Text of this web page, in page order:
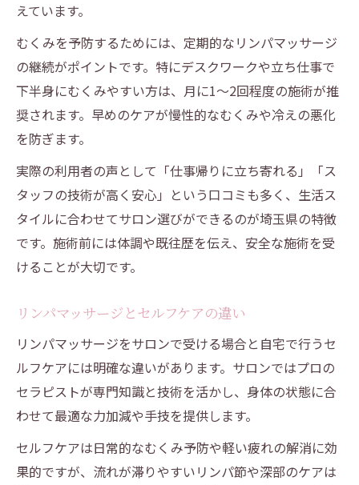
えています。
むくみを予防するためには、定期的なリンパマッサージ
の継続がポイントです。特にデスクワークや立ち仕事で
下半身にむくみやすい方は、月に1～2回程度の施術が推
奨されます。早めのケアが慢性的なむくみや冷えの悪化
を防ぎます。
実際の利用者の声として「仕事帰りに立ち寄れる」「ス
タッフの技術が高く安心」という口コミも多く、生活ス
タイルに合わせてサロン選びができるのが埼玉県の特徴
です。施術前には体調や既往歴を伝え、安全な施術を受
けることが大切です。
リンパマッサージとセルフケアの違い
リンパマッサージをサロンで受ける場合と自宅で行うセ
ルフケアには明確な違いがあります。サロンではプロの
セラピストが専門知識と技術を活かし、身体の状態に合
わせて最適な力加減や手技を提供します。
セルフケアは日常的なむくみ予防や軽い疲れの解消に効
果的ですが、流れが滞りやすいリンパ節や深部のケアは